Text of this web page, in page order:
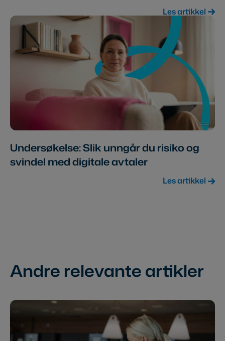
Les artikkel
Undersøkelse: Slik unngår du risiko og
svindel med digitale avtaler
Les artikkel
Andre relevante artikler